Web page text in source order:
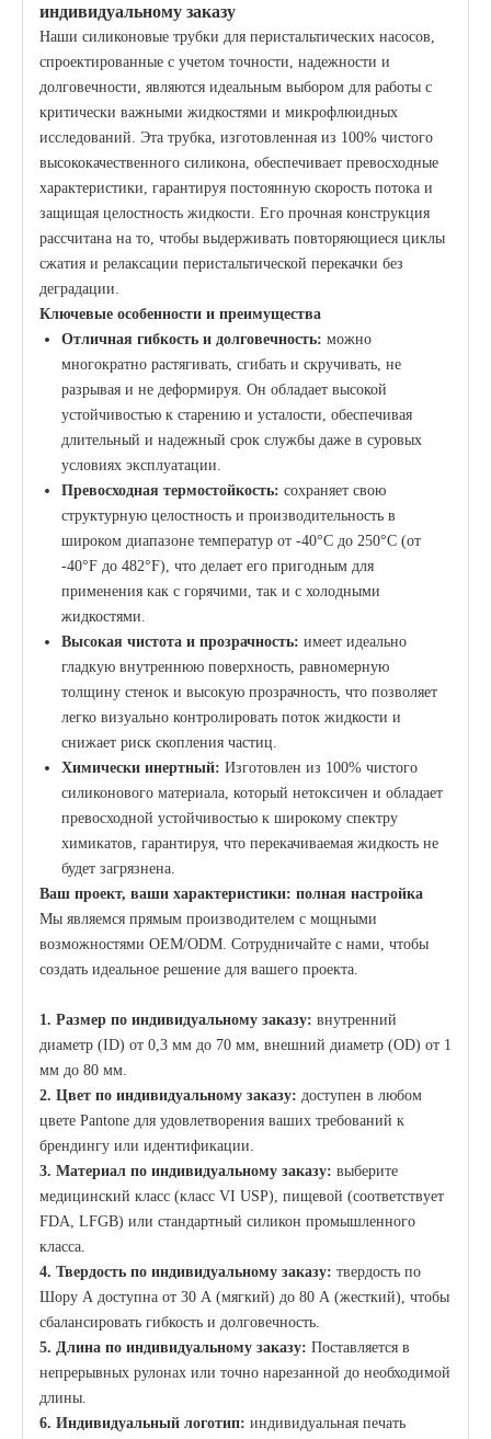
индивидуальному заказу
Наши силиконовые трубки для перистальтических насосов,
спроектированные с учетом точности, надежности и
долговечности, являются идеальным выбором для работы с
критически важными жидкостями и микрофлюидных
исследований. Эта трубка, изготовленная из 100% чистого
высококачественного силикона, обеспечивает превосходные
характеристики, гарантируя постоянную скорость потока и
защищая целостность жидкости. Его прочная конструкция
рассчитана на то, чтобы выдерживать повторяющиеся циклы
сжатия и релаксации перистальтической перекачки без
деградации.
Ключевые особенности и преимущества
Отличная гибкость и долговечность: можно
многократно растягивать, сгибать и скручивать, не
разрывая и не деформируя. Он обладает высокой
устойчивостью к старению и усталости, обеспечивая
длительный и надежный срок службы даже в суровых
условиях эксплуатации.
Превосходная термостойкость: сохраняет свою
структурную целостность и производительность в
широком диапазоне температур от -40°C до 250°C (от
-40°F до 482°F), что делает его пригодным для
применения как с горячими, так и с холодными
жидкостями.
Высокая чистота и прозрачность: имеет идеально
гладкую внутреннюю поверхность, равномерную
толщину стенок и высокую прозрачность, что позволяет
легко визуально контролировать поток жидкости и
снижает риск скопления частиц.
Химически инертный: Изготовлен из 100% чистого
силиконового материала, который нетоксичен и обладает
превосходной устойчивостью к широкому спектру
химикатов, гарантируя, что перекачиваемая жидкость не
будет загрязнена.
Ваш проект, ваши характеристики: полная настройка
Мы являемся прямым производителем с мощными
возможностями OEM/ODM. Сотрудничайте с нами, чтобы
создать идеальное решение для вашего проекта.
1. Размер по индивидуальному заказу: внутренний
диаметр (ID) от 0,3 мм до 70 мм, внешний диаметр (OD) от 1
мм до 80 мм.
2. Цвет по индивидуальному заказу: доступен в любом
цвете Pantone для удовлетворения ваших требований к
брендингу или идентификации.
3. Материал по индивидуальному заказу: выберите
медицинский класс (класс VI USP), пищевой (соответствует
FDA, LFGB) или стандартный силикон промышленного
класса.
4. Твердость по индивидуальному заказу: твердость по
Шору А доступна от 30 А (мягкий) до 80 А (жесткий), чтобы
сбалансировать гибкость и долговечность.
5. Длина по индивидуальному заказу: Поставляется в
непрерывных рулонах или точно нарезанной до необходимой
длины.
6. Индивидуальный логотип: индивидуальная печать